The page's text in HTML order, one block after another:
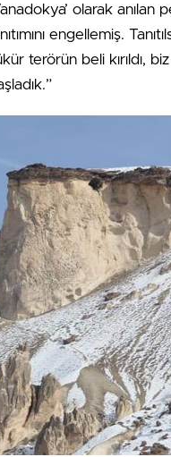
olarak anılan
engellemiş.
terörün beli kırıldı,